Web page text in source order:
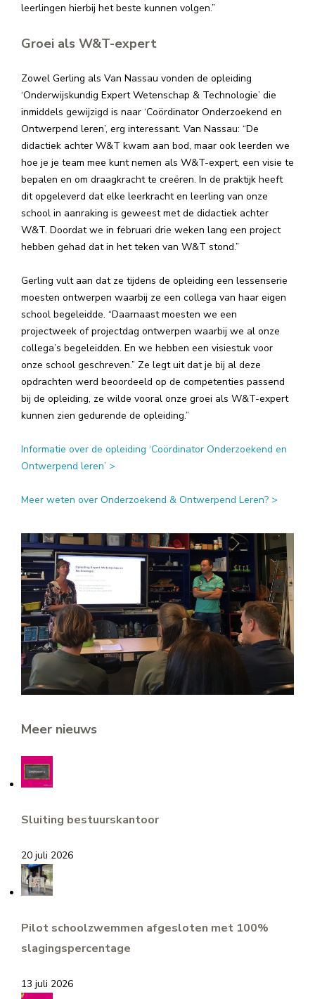
leerlingen hierbij het beste kunnen volgen.”
Groei als W&T-expert
Zowel Gerling als Van Nassau vonden de opleiding
‘Onderwijskundig Expert Wetenschap & Technologie’ die
inmiddels gewijzigd is naar ‘Coördinator Onderzoekend en
Ontwerpend leren’, erg interessant. Van Nassau: “De
didactiek achter W&T kwam aan bod, maar ook leerden we
hoe je je team mee kunt nemen als W&T-expert, een visie te
bepalen en om draagkracht te creëren. In de praktijk heeft
dit opgeleverd dat elke leerkracht en leerling van onze
school in aanraking is geweest met de didactiek achter
W&T. Doordat we in februari drie weken lang een project
hebben gehad dat in het teken van W&T stond.”
Gerling vult aan dat ze tijdens de opleiding een lessenserie
moesten ontwerpen waarbij ze een collega van haar eigen
school begeleidde. “Daarnaast moesten we een
projectweek of projectdag ontwerpen waarbij we al onze
collega’s begeleidden. En we hebben een visiestuk voor
onze school geschreven.” Ze legt uit dat je bij al deze
opdrachten werd beoordeeld op de competenties passend
bij de opleiding, ze wilde vooral onze groei als W&T-expert
kunnen zien gedurende de opleiding.”
Informatie over de opleiding ‘Coördinator Onderzoekend en
Ontwerpend leren’ >
Meer weten over Onderzoekend & Ontwerpend Leren? >
Meer nieuws
Sluiting bestuurskantoor
20 juli 2026
Pilot schoolzwemmen afgesloten met 100%
slagingspercentage
13 juli 2026